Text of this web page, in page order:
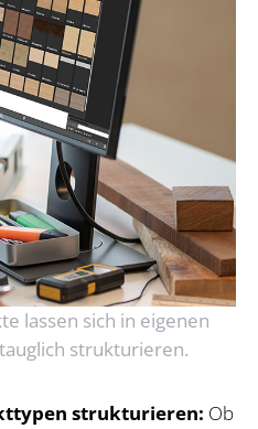
lassen sich in eigenen
strukturieren.
strukturieren: Ob